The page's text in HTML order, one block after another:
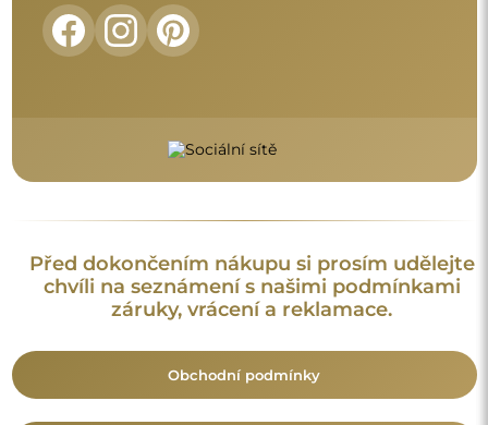
Před dokončením nákupu si prosím udělejte
chvíli na seznámení s našimi podmínkami
záruky, vrácení a reklamace.
Obchodní podmínky